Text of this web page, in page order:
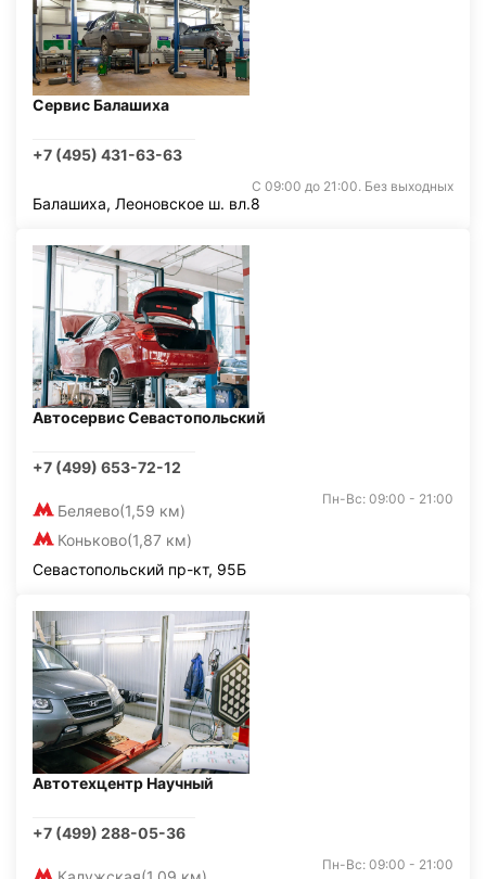
Сервис Балашиха
+7 (495) 431-63-63
С 09:00 до 21:00. Без выходных
Балашиха, Леоновское ш. вл.8
Автосервис Севастопольский
+7 (499) 653-72-12
Беляево(1,59 км)
Коньково(1,87 км)
Пн-Вс: 09:00 - 21:00
Севастопольский пр-кт, 95Б
Автотехцентр Научный
+7 (499) 288-05-36
Пн-Вс: 09:00 - 21:00